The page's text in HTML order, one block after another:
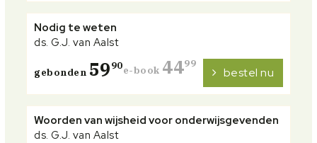
Nodig te weten
ds. G.J. van Aalst
gebonden 5990e-book 4499
bestel nu
Woorden van wijsheid voor onderwijsgevenden
ds. G.J. van Aalst